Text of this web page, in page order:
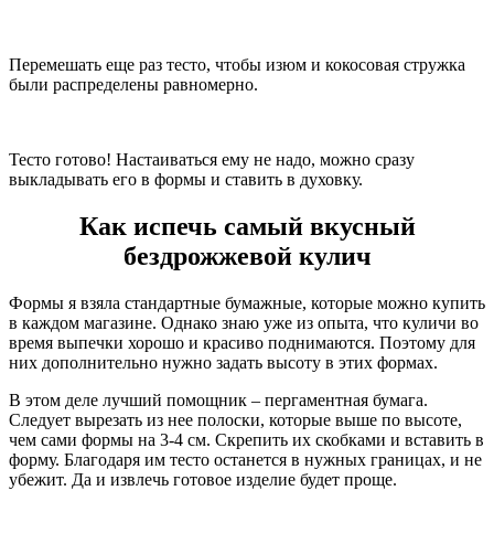
Перемешать еще раз тесто, чтобы изюм и кокосовая стружка
были распределены равномерно.
Тесто готово! Настаиваться ему не надо, можно сразу
выкладывать его в формы и ставить в духовку.
Как испечь самый вкусный
бездрожжевой кулич
Формы я взяла стандартные бумажные, которые можно купить
в каждом магазине. Однако знаю уже из опыта, что куличи во
время выпечки хорошо и красиво поднимаются. Поэтому для
них дополнительно нужно задать высоту в этих формах.
В этом деле лучший помощник – пергаментная бумага.
Следует вырезать из нее полоски, которые выше по высоте,
чем сами формы на 3-4 см. Скрепить их скобками и вставить в
форму. Благодаря им тесто останется в нужных границах, и не
убежит. Да и извлечь готовое изделие будет проще.